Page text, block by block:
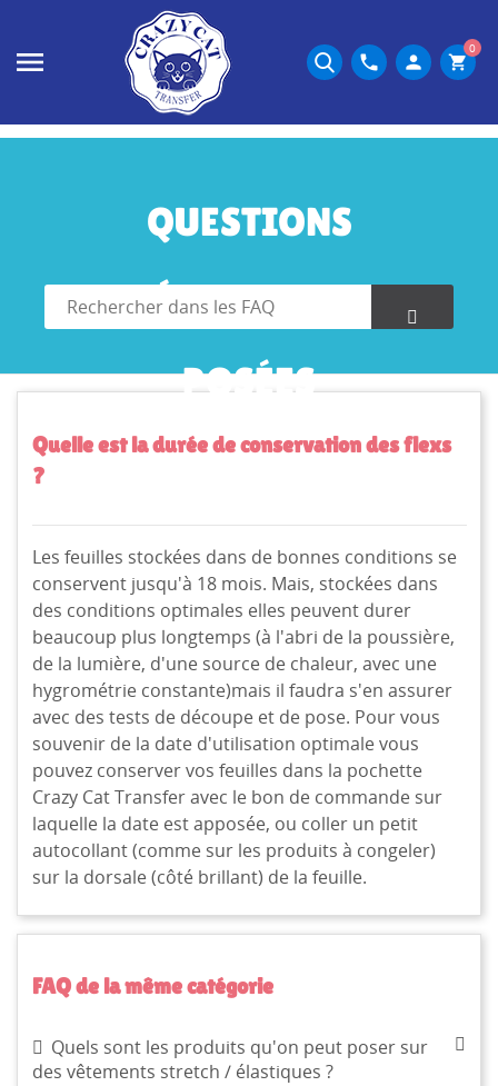
phone person shopping_cart
0
QUESTIONS
FRÉQUEMMENT
POSÉES
Quelle est la durée de conservation des flexs
?
Les feuilles stockées dans de bonnes conditions se
conservent jusqu'à 18 mois. Mais, stockées dans
des conditions optimales elles peuvent durer
beaucoup plus longtemps (à l'abri de la poussière,
de la lumière, d'une source de chaleur, avec une
hygrométrie constante)mais il faudra s'en assurer
avec des tests de découpe et de pose. Pour vous
souvenir de la date d'utilisation optimale vous
pouvez conserver vos feuilles dans la pochette
Crazy Cat Transfer avec le bon de commande sur
laquelle la date est apposée, ou coller un petit
autocollant (comme sur les produits à congeler)
sur la dorsale (côté brillant) de la feuille.
FAQ de la même catégorie
Quels sont les produits qu'on peut poser sur
des vêtements stretch / élastiques ?